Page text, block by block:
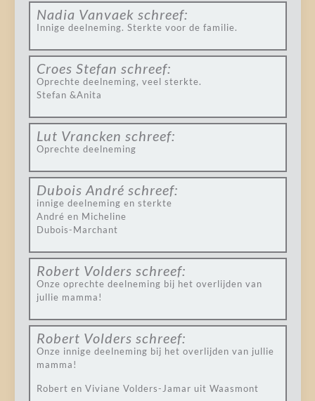
Nadia Vanvaek schreef:
Innige deelneming. Sterkte voor de familie.
Croes Stefan schreef:
Oprechte deelneming, veel sterkte.
Stefan &Anita
Lut Vrancken schreef:
Oprechte deelneming
Dubois André schreef:
innige deelneming en sterkte
André en Micheline
Dubois-Marchant
Robert Volders schreef:
Onze oprechte deelneming bij het overlijden van
jullie mamma!
Robert Volders schreef:
Onze innige deelneming bij het overlijden van jullie
mamma!
Robert en Viviane Volders-Jamar uit Waasmont